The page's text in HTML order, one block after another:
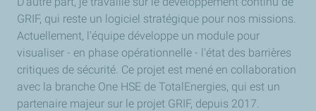
GRIF, qui reste un logiciel stratégique pour nos missions.
Actuellement, l'équipe développe un module pour
visualiser - en phase opérationnelle - l'état des barrières
critiques de sécurité. Ce projet est mené en collaboration
avec la branche One HSE de TotalEnergies, qui est un
partenaire majeur sur le projet GRIF, depuis 2017.